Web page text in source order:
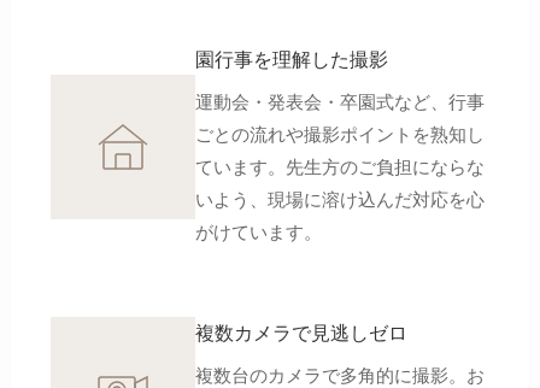
園行事を理解した撮影
運動会・発表会・卒園式など、行事
ごとの流れや撮影ポイントを熟知し
ています。先生方のご負担にならな
いよう、現場に溶け込んだ対応を心
がけています。
複数カメラで見逃しゼロ
複数台のカメラで多角的に撮影。お